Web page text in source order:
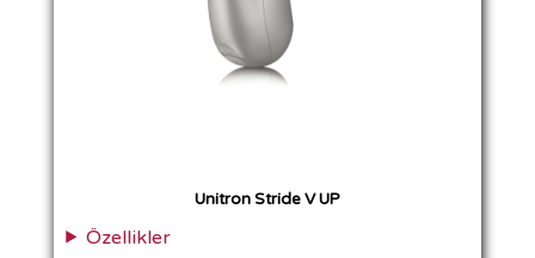
Unitron Stride V UP
Özellikler